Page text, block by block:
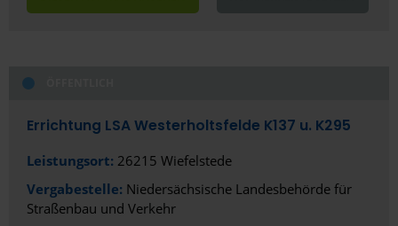
Errichtung LSA Westerholtsfelde K137 u. K295
Leistungsort: 26215 Wiefelstede
Vergabestelle: Niedersächsische Landesbehörde für
Straßenbau und Verkehr